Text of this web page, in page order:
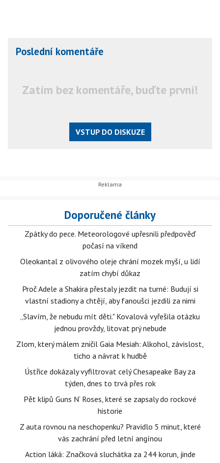
Poslední komentáře
Zatím bez komentáře, buďte první!
VSTUP DO DISKUZE
Doporučené články
Zpátky do pece. Meteorologové upřesnili předpověď
počasí na víkend
Oleokantal z olivového oleje chrání mozek myší, u lidí
zatím chybí důkaz
Proč Adele a Shakira přestaly jezdit na turné: Budují si
vlastní stadiony a chtějí, aby fanoušci jezdili za nimi
„Slavím, že nebudu mít děti." Kovalová vyřešila otázku
jednou provždy, litovat prý nebude
Zlom, který málem zničil Gaia Mesiah: Alkohol, závislost,
ticho a návrat k hudbě
Ústřice dokázaly vyfiltrovat celý Chesapeake Bay za
týden, dnes to trvá přes rok
Pět klipů Guns N‘ Roses, které se zapsaly do rockové
historie
Z auta rovnou na neschopenku? Pravidlo 5 minut, které
vás zachrání před letní angínou
Action láká: Značková sluchátka za 244 korun, jinde